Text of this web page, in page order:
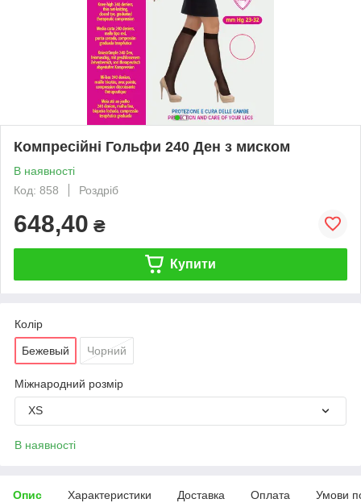
Компресійні Гольфи 240 Ден з миском
В наявності
Код: 858
Роздріб
648,40 ₴
Купити
Колір
Бежевый Чорний
Міжнародний розмір
XS
В наявності
Опис Характеристики Доставка Оплата Умови